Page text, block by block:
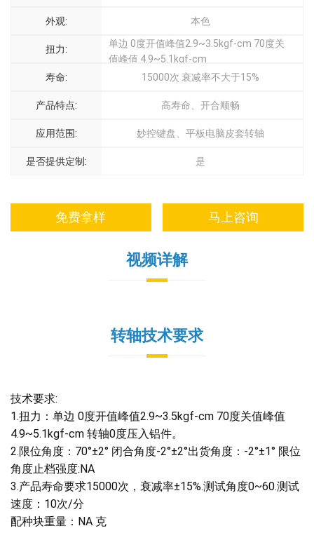
外观: 本色
扭力:
单边 0度开值峰值2.9~3.5kgf-cm 70度关
值峰值 4.9~5.1kgf-cm
寿命:
15000次 衰减率不大于15%
产品特点: 高寿命、开合顺畅
应用范围: 妙控键盘、平板电脑皮套转轴
是否提供定制: 是
免费拿样 马上咨询
视频详解
转轴技术要求
技术要求:
1.扭力：单边 0度开值峰值2.9~3.5kgf-cm 70度关值峰值
4.9~5.1kgf-cm 转轴0度压入铝件。
2.限位角度：70°±2° 闭合角度-2°±2°出货角度：-2°±1° 限位
角度止档强度:NA
3.产品寿命要求15000次，衰减率±15%.测试角度0~60.测试
速度：10次/分
配种块重量：NA 克